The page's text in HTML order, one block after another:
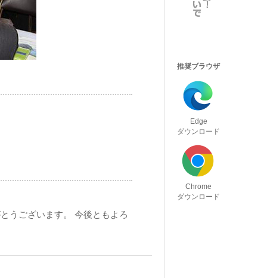
推奨ブラウザ
Edge
ダウンロード
Chrome
ダウンロード
うございます。 今後ともよろ